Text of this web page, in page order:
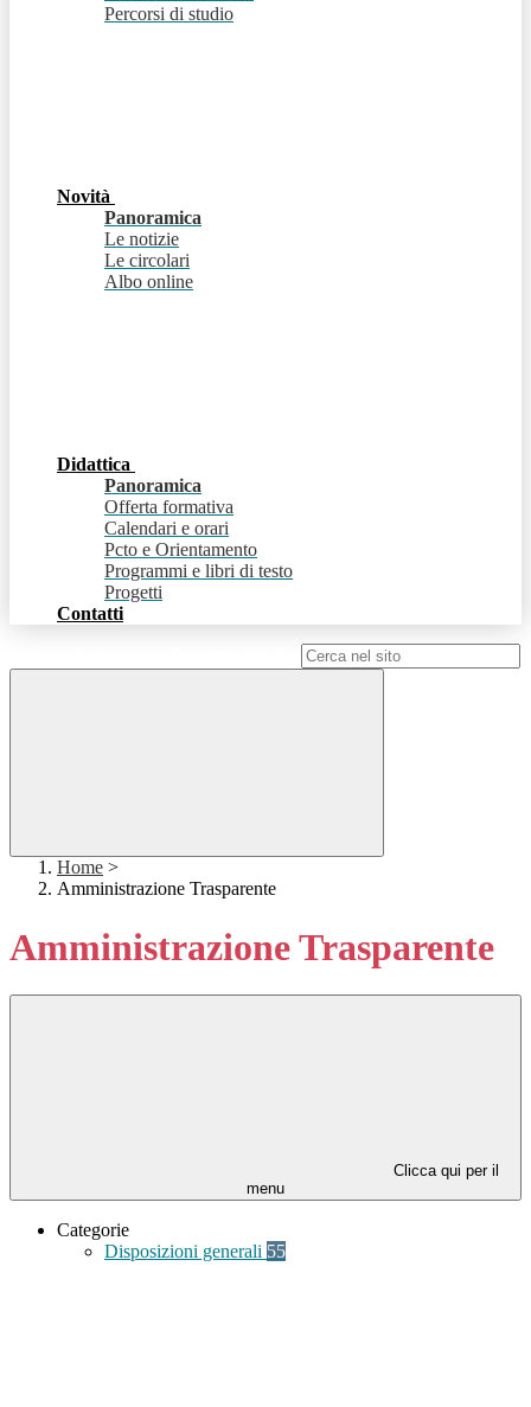
Percorsi di studio
Novità
Panoramica
Le notizie
Le circolari
Albo online
Didattica
Panoramica
Offerta formativa
Calendari e orari
Pcto e Orientamento
Programmi e libri di testo
Progetti
Contatti
Home >
Amministrazione Trasparente
Amministrazione Trasparente
Clicca qui per il
menu
Categorie
Disposizioni generali 55